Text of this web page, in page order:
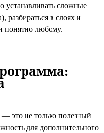
сложные
разбираться в слоях и
понятно любому.
это не только полезный
для дополнительного